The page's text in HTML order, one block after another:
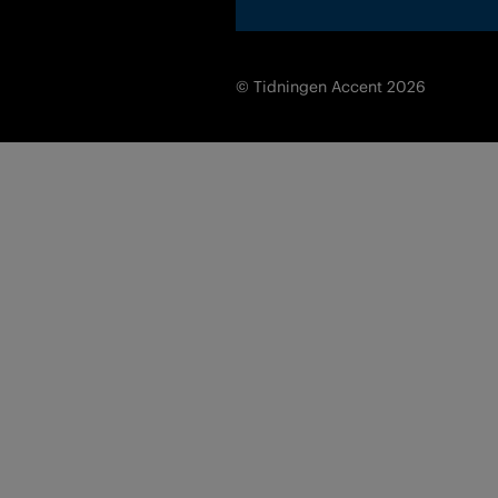
© Tidningen Accent 2026